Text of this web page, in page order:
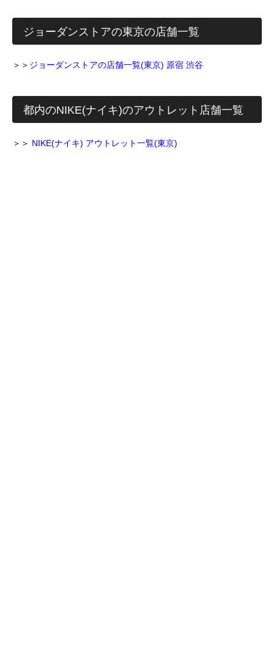
ジョーダンストアの東京の店舗一覧
＞＞ ジョーダンストアの店舗一覧(東京) 原宿 渋谷
都内のNIKE(ナイキ)のアウトレット店舗一覧
＞＞ NIKE(ナイキ) アウトレット一覧(東京)